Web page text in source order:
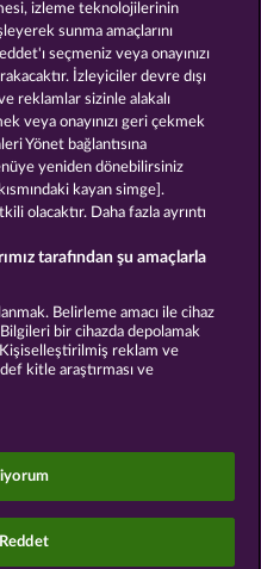
FOREVER
DIAMONDS
göster
Beyanı Künye
Blog
gönder
eğlence amaçlıdır ve
kumar oyunlarında
etkisi yoktur.
GmbH
izleme teknolojilerinin
sunma amaçlarını
seçmeniz veya onayınızı
İzleyiciler devre dışı
reklamlar sizinle alakalı
veya onayınızı geri çekmek
Yönet bağlantısına
yeniden dönebilirsiniz
kayan simge].
olacaktır. Daha fazla ayrıntı
tarafından şu amaçlarla
Belirleme amacı ile cihaz
bir cihazda depolamak
reklam ve
kitle araştırması ve